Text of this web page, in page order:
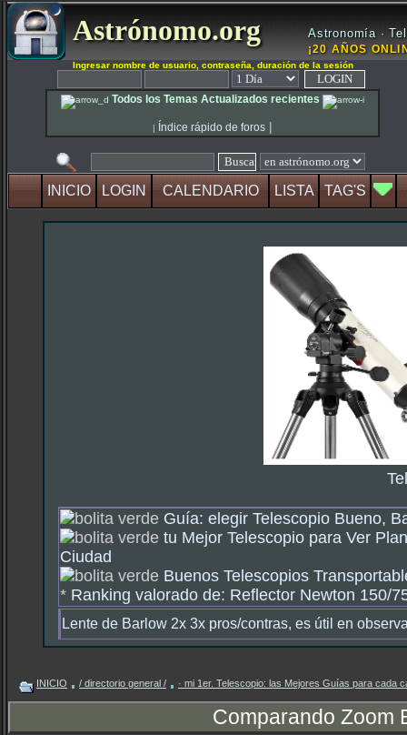
Astrónomo.org Astronomía ·
¡20 AÑOS
Ingresar nombre de usuario, contraseña, duración de la sesión
Todos los Temas Actualizados recientes
| Índice rápido de foros |
INICIO LOGIN CALENDARIO LISTA TAG'S
Guía: elegir Telescopio Bueno,
tu Mejor Telescopio para Ver
Ciudad
Buenos Telescopios
* Ranking valorado de: Reflector Newton 150/
Lente de Barlow 2x 3x pros/contras, es útil en
INICIO / directorio general / · mi 1er. Telescopio: las Mejores Guías para cada
Comparando Zoom